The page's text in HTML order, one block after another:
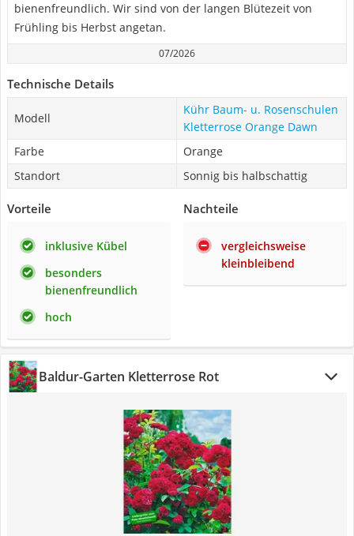
bienenfreundlich. Wir sind von der langen Blütezeit von
Frühling bis Herbst angetan.
07/2026
Technische Details
Modell
Kühr Baum- u. Rosenschulen
Kletterrose Orange Dawn
Farbe
Orange
Standort
Sonnig bis halbschattig
Vorteile
inklusive Kübel
besonders
bienenfreundlich
hoch
Nachteile
vergleichsweise
kleinbleibend
Baldur-Garten Kletterrose Rot